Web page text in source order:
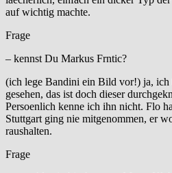
auf wichtig machte.
Frage
– kennst Du Markus Frntic?
(ich lege Bandini ein Bild vor!) ja, ich
gesehen, das ist doch dieser
Persoenlich kenne ich ihn nicht. Flo
Stuttgart ging nie mitgenommen, er
raushalten.
Frage